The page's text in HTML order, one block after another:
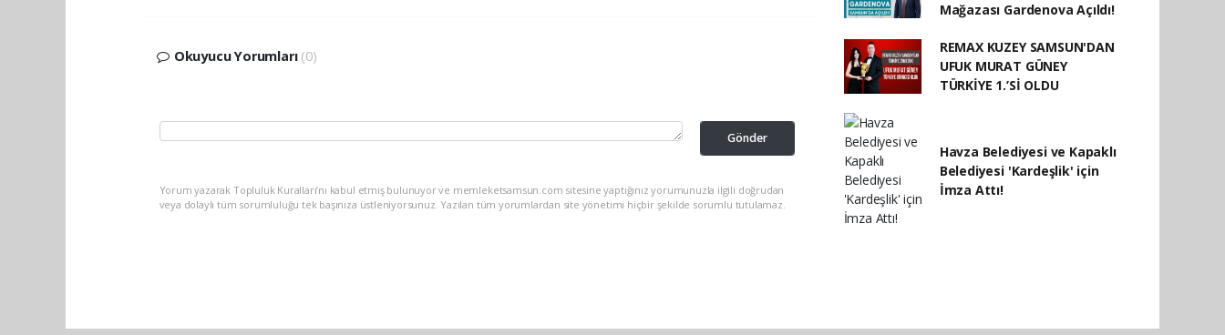
Okuyucu Yorumları (0)
Gönder
Yorum yazarak Topluluk Kuralları’nı kabul etmiş bulunuyor ve memleketsamsun.com sitesine yaptığınız yorumunuzla ilgili doğrudan
veya dolaylı tüm sorumluluğu tek başınıza üstleniyorsunuz. Yazılan tüm yorumlardan site yönetimi hiçbir şekilde sorumlu tutulamaz.
Mağazası Gardenova Açıldı!
REMAX KUZEY SAMSUN'DAN
UFUK MURAT GÜNEY
TÜRKİYE 1.’Sİ OLDU
Havza Belediyesi ve Kapaklı
Belediyesi 'Kardeşlik' için
İmza Attı!